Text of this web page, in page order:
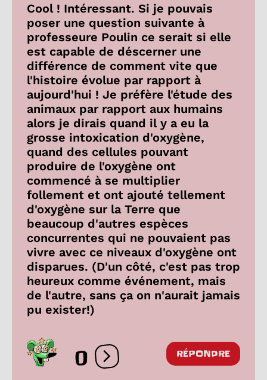
Cool ! Intéressant. Si je pouvais
poser une question suivante à
professeure Poulin ce serait si elle
est capable de déscerner une
différence de comment vite que
l'histoire évolue par rapport à
aujourd'hui ! Je préfère l'étude des
animaux par rapport aux humains
alors je dirais quand il y a eu la
grosse intoxication d'oxygène,
quand des cellules pouvant
produire de l'oxygène ont
commencé à se multiplier
follement et ont ajouté tellement
d'oxygène sur la Terre que
beaucoup d'autres espèces
concurrentes qui ne pouvaient pas
vivre avec ce niveaux d'oxygène ont
disparues. (D'un côté, c'est pas trop
heureux comme événement, mais
de l'autre, sans ça on n'aurait jamais
pu exister!)
0 Ouvrir les réactions
RÉPONDRE